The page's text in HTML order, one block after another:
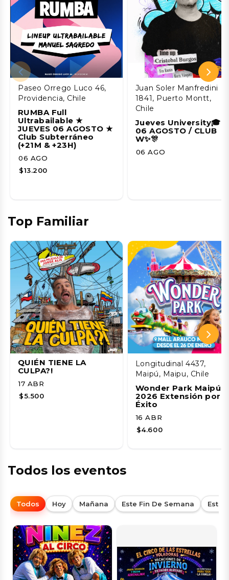
Paseo Orrego Luco 46,
Providencia, Chile
RUMBA Full
Ultrabailable ★
JUEVES 06 AGOSTO ★
Club Subterráneo
(+21M & +23H)
06 AGO
$13.200
Juan Soler Manfredini
1841, Puerto Montt,
Chile
Jueves University🎓
06 AGOSTO / CLUB
W✨🎊
06 AGO
Top Familiar
QUIÉN TIENE LA
CULPA?!
17 ABR
$5.500
Longitudinal 4437,
Maipú, Maipu, Chile
Wonder Park Maipú
2026 Extensión por
Éxito
16 ABR
$4.600
Todos los eventos
Todos Hoy Mañana Este Fin De Semana Esta